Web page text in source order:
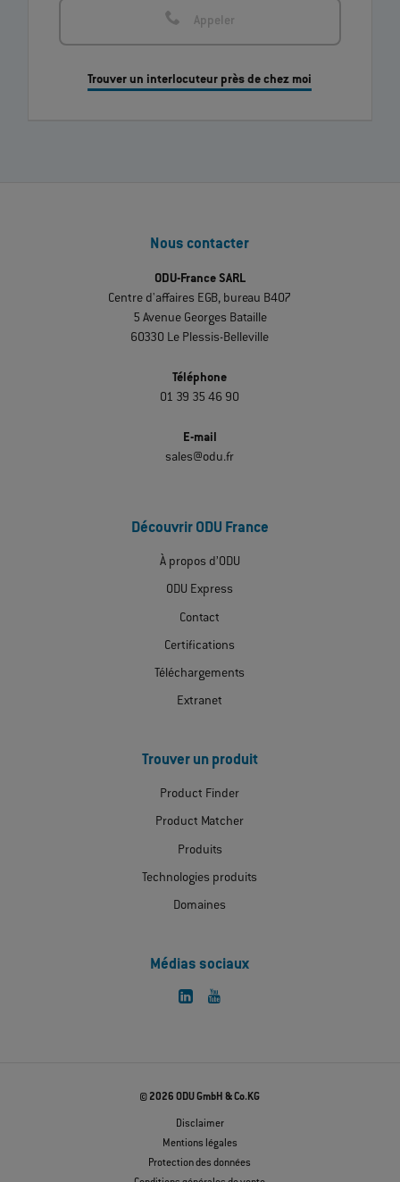
Appeler
Trouver un interlocuteur près de chez moi
Nous contacter
ODU-France SARL
Centre d'affaires EGB, bureau B407
5 Avenue Georges Bataille
60330 Le Plessis-Belleville
Téléphone
01 39 35 46 90
E-mail
sales@odu.fr
Découvrir ODU France
À propos d’ODU
ODU Express
Contact
Certifications
Téléchargements
Extranet
Trouver un produit
Product Finder
Product Matcher
Produits
Technologies produits
Domaines
Médias sociaux
© 2026 ODU GmbH & Co.KG
Disclaimer
Mentions légales
Protection des données